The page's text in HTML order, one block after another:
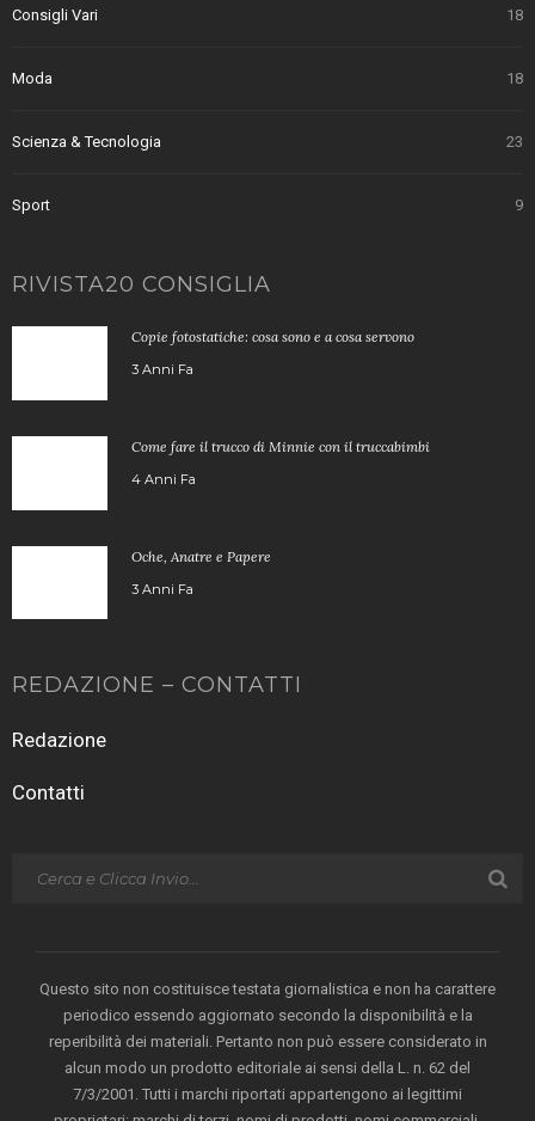
Consigli Vari 18
Moda 18
Scienza & Tecnologia 23
Sport 9
RIVISTA20 CONSIGLIA
Copie fotostatiche: cosa sono e a cosa servono
3 Anni Fa
Come fare il trucco di Minnie con il truccabimbi
4 Anni Fa
Oche, Anatre e Papere
3 Anni Fa
REDAZIONE – CONTATTI
Redazione
Contatti
Questo sito non costituisce testata giornalistica e non ha carattere
periodico essendo aggiornato secondo la disponibilità e la
reperibilità dei materiali. Pertanto non può essere considerato in
alcun modo un prodotto editoriale ai sensi della L. n. 62 del
7/3/2001. Tutti i marchi riportati appartengono ai legittimi